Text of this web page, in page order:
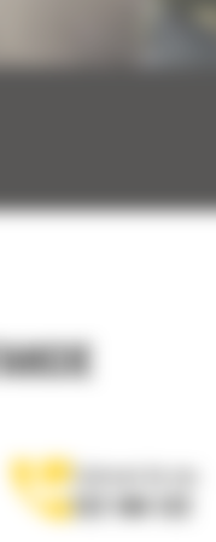
Zadzwoń do nas
122 100 122